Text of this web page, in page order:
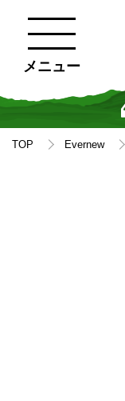
メニュー
TOP Evernew